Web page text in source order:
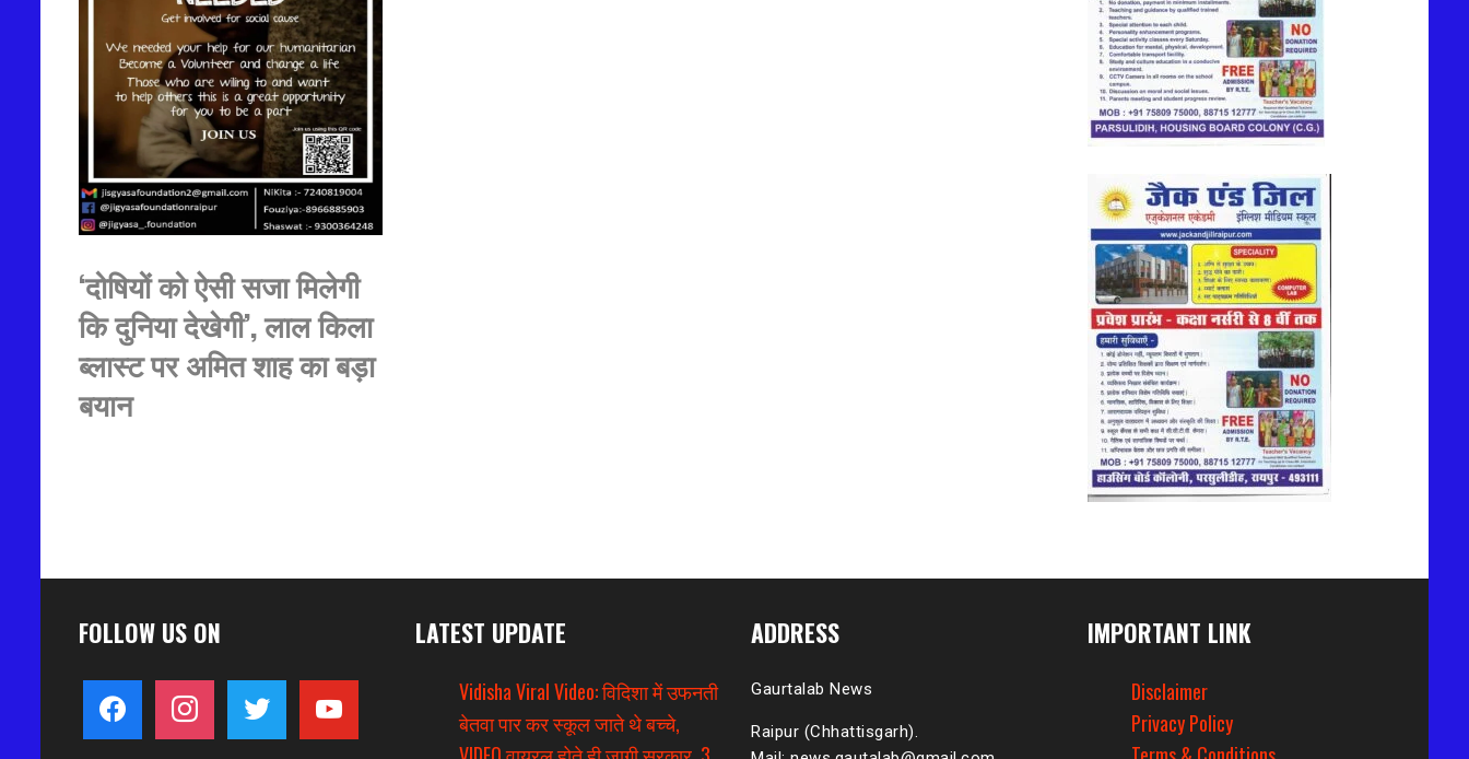
‘दोषियों को ऐसी सजा मिलेगी
कि दुनिया देखेगी’, लाल किला
ब्लास्ट पर अमित शाह का बड़ा
बयान
FOLLOW US ON
facebook instagram twitter youtube
LATEST UPDATE
Vidisha Viral Video: विदिशा में उफनती
बेतवा पार कर स्कूल जाते थे बच्चे,
ADDRESS
Gaurtalab News
Raipur (Chhattisgarh).
IMPORTANT LINK
Disclaimer
Privacy Policy